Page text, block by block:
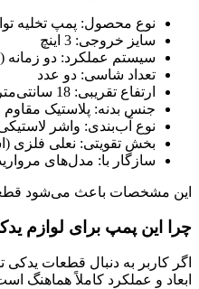
نوع محصول: پمپ تخلیه
سایز خروجی: 3 اینچ
سیستم عملکرد: دو زمانه
تعداد شاسی: دو عدد
ارتفاع تقریبی: 18 سانتی‌متر
جنس بدنه: پلاستیک مقاوم
نوع آب‌بندی: واشر
بخش تقویتی: نعلی فلزی
سازگار با: مدل‌های مروارید
این مشخصات باعث می‌شود قطعه
چرا این پمپ برای لوازم
اگر کاربر به دنبال قطعات
ابعاد و عملکرد کاملاً